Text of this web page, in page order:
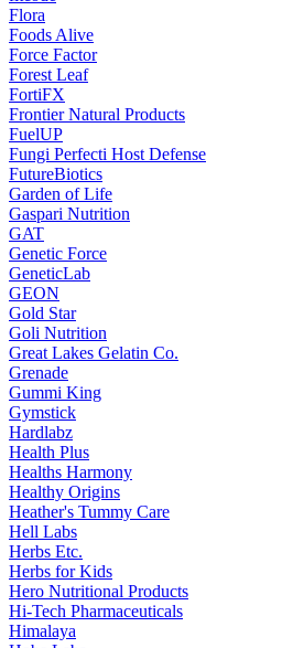
Flora
Foods Alive
Force Factor
Forest Leaf
FortiFX
Frontier Natural Products
FuelUP
Fungi Perfecti Host Defense
FutureBiotics
Garden of Life
Gaspari Nutrition
GAT
Genetic Force
GeneticLab
GEON
Gold Star
Goli Nutrition
Great Lakes Gelatin Co.
Grenade
Gummi King
Gymstick
Hardlabz
Health Plus
Healths Harmony
Healthy Origins
Heather's Tummy Care
Hell Labs
Herbs Etc.
Herbs for Kids
Hero Nutritional Products
Hi-Tech Pharmaceuticals
Himalaya